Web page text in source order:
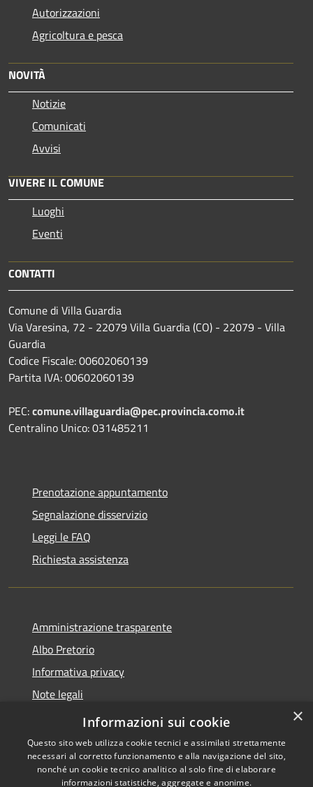
Autorizzazioni
Agricoltura e pesca
NOVITÀ
Notizie
Comunicati
Avvisi
VIVERE IL COMUNE
Luoghi
Eventi
CONTATTI
Comune di Villa Guardia
Via Varesina, 72 - 22079 Villa Guardia (CO) - 22079 - Villa
Guardia
Codice Fiscale: 00602060139
Partita IVA: 00602060139
PEC:comune.villaguardia@pec.provincia.como.it
Centralino Unico: 031485211
Prenotazione appuntamento
Segnalazione disservizio
Leggi le FAQ
Richiesta assistenza
Amministrazione trasparente
Albo Pretorio
Informativa privacy
Note legali
Dichiarazione di accessibilità
×
Informazioni sui cookie
Questo sito web utilizza cookie tecnici e assimilati strettamente
necessari al corretto funzionamento e alla navigazione del sito,
nonché un cookie tecnico analitico al solo fine di elaborare
informazioni statistiche, aggregate e anonime.